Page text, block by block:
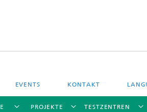
EVENTS KONTAKT
PROJEKTE TESTZENTREN